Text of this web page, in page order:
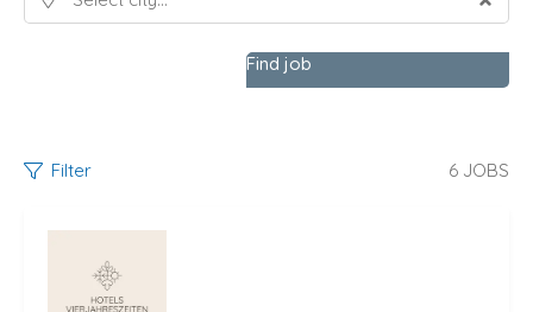
Find job
Filter 6 JOBS